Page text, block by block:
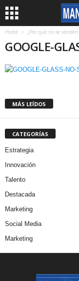
Home ¿Por qué no se venden
GOOGLE-
MÁS LEÍDOS
CATEGORÍAS
Estrategia
Innovación
Talento
Destacada
Marketing
Social Media
Marketing